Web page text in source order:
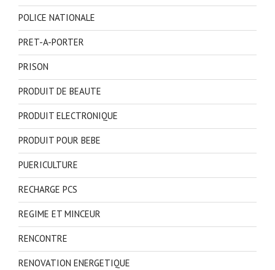
POLICE NATIONALE
PRET-A-PORTER
PRISON
PRODUIT DE BEAUTE
PRODUIT ELECTRONIQUE
PRODUIT POUR BEBE
PUERICULTURE
RECHARGE PCS
REGIME ET MINCEUR
RENCONTRE
RENOVATION ENERGETIQUE